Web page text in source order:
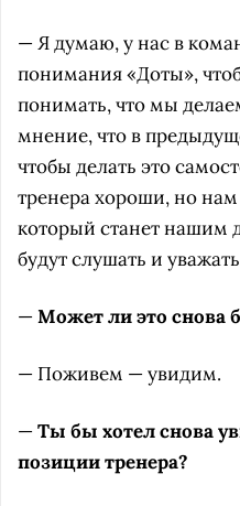
— Я думаю, у нас в
понимания «Доты»,
понимать, что мы
мнение, что в
чтобы делать это
тренера хороши, но
который станет нашим
будут слушать и
—Может ли это снова
— Поживем — увидим.
—Ты бы хотел снова
позиции тренера?